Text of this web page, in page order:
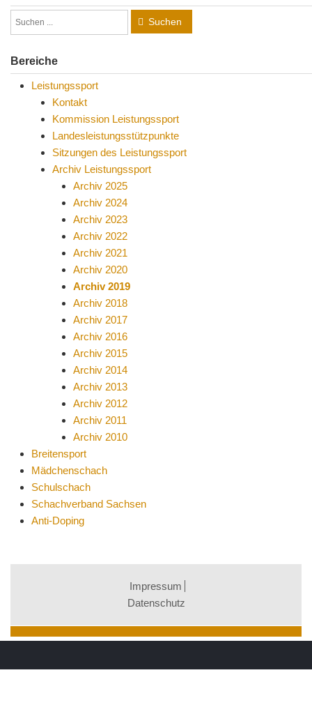
Suchen
Bereiche
Leistungssport
Kontakt
Kommission Leistungssport
Landesleistungsstützpunkte
Sitzungen des Leistungssport
Archiv Leistungssport
Archiv 2025
Archiv 2024
Archiv 2023
Archiv 2022
Archiv 2021
Archiv 2020
Archiv 2019
Archiv 2018
Archiv 2017
Archiv 2016
Archiv 2015
Archiv 2014
Archiv 2013
Archiv 2012
Archiv 2011
Archiv 2010
Breitensport
Mädchenschach
Schulschach
Schachverband Sachsen
Anti-Doping
Impressum
Datenschutz